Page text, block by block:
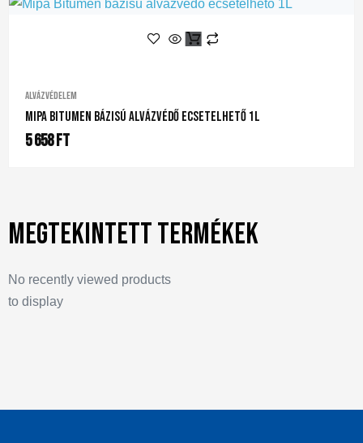
Alvázvédelem
Mipa Bitumen Bázisú Alvázvédő Ecsetelhető 1L
5 658Ft
Megtekintett termékek
No recently viewed products
to display